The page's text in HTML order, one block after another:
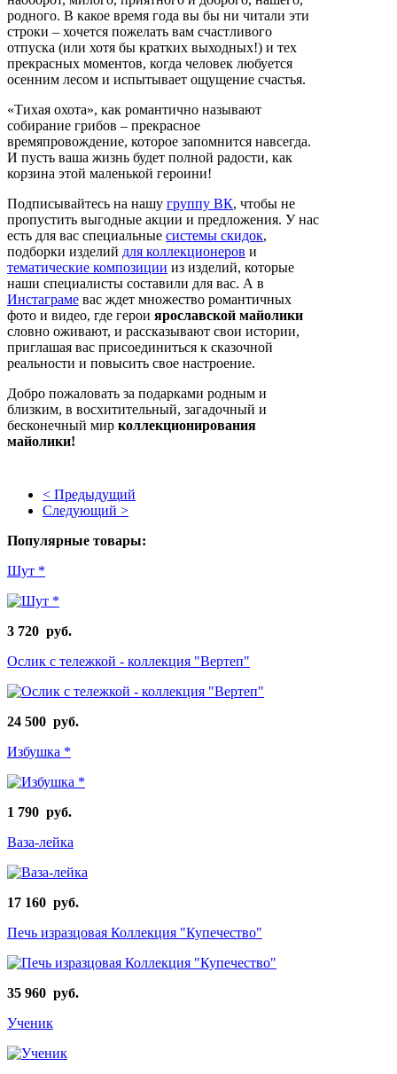
родного. В какое время года вы бы ни читали эти
строки – хочется пожелать вам счастливого
отпуска (или хотя бы кратких выходных!) и тех
прекрасных моментов, когда человек любуется
осенним лесом и испытывает ощущение счастья.
«Тихая охота», как романтично называют
собирание грибов – прекрасное
времяпровождение, которое запомнится навсегда.
И пусть ваша жизнь будет полной радости, как
корзина этой маленькой героини!
Подписывайтесь на нашу группу ВК, чтобы не
пропустить выгодные акции и предложения. У нас
есть для вас специальные системы скидок,
подборки изделий для коллекционеров и
тематические композиции из изделий, которые
наши специалисты составили для вас. А в
Инстаграме вас ждет множество романтичных
фото и видео, где герои ярославской майолики
словно оживают, и рассказывают свои истории,
приглашая вас присоединиться к сказочной
реальности и повысить свое настроение.
Добро пожаловать за подарками родным и
близким, в восхитительный, загадочный и
бесконечный мир коллекционирования
майолики!
< Предыдущий
Следующий >
Популярные товары:
Шут *
3 720 руб.
Ослик с тележкой - коллекция "Вертеп"
24 500 руб.
Избушка *
1 790 руб.
Ваза-лейка
17 160 руб.
Печь изразцовая Коллекция "Купечество"
35 960 руб.
Ученик